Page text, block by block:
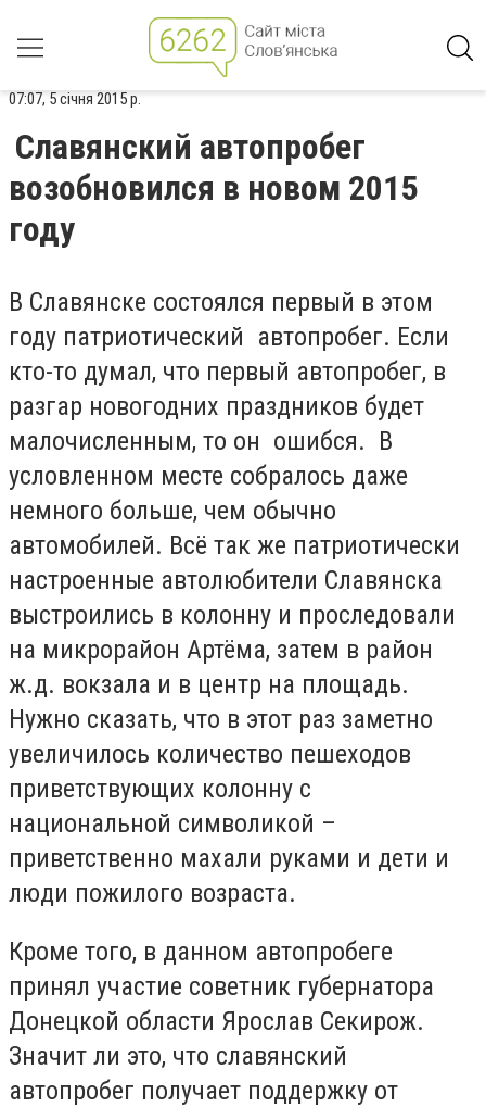
07:07, 5 січня 2015 р.
Славянский автопробег
возобновился в новом 2015
году
В Славянске состоялся первый в этом
году патриотический автопробег. Если
кто-то думал, что первый автопробег, в
разгар новогодних праздников будет
малочисленным, то он ошибся. В
условленном месте собралось даже
немного больше, чем обычно
автомобилей. Всё так же патриотически
настроенные автолюбители Славянска
выстроились в колонну и проследовали
на микрорайон Артёма, затем в район
ж.д. вокзала и в центр на площадь.
Нужно сказать, что в этот раз заметно
увеличилось количество пешеходов
приветствующих колонну с
национальной символикой –
приветственно махали руками и дети и
люди пожилого возраста.
Кроме того, в данном автопробеге
принял участие советник губернатора
Донецкой области Ярослав Секирож.
Значит ли это, что славянский
автопробег получает поддержку от